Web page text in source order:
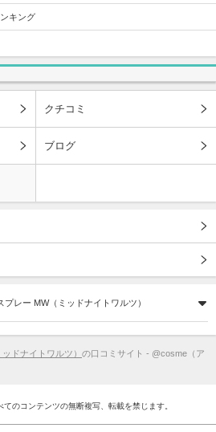
キング
クチコミ
ブログ
プレー MW（ミッドナイトワルツ）
ドナイトワルツ） の口コミサイト - @cosme（ア
のコンテンツの無断複写、転載を禁じます。